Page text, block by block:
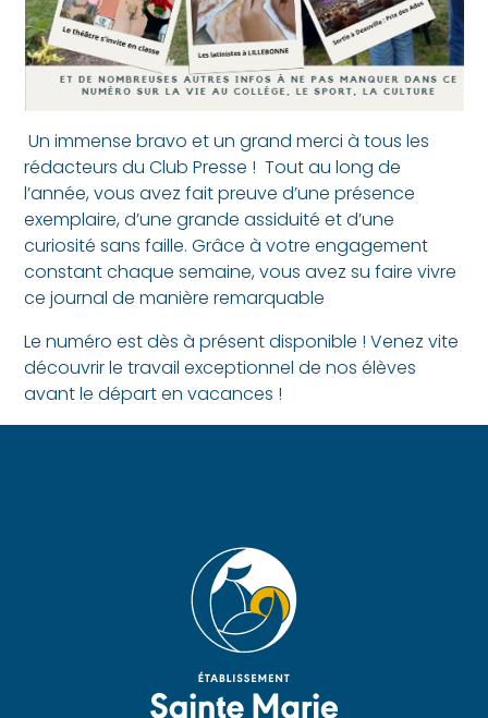
Un immense bravo et un grand merci à tous les
rédacteurs du Club Presse ! Tout au long de
l’année, vous avez fait preuve d’une présence
exemplaire, d’une grande assiduité et d’une
curiosité sans faille. Grâce à votre engagement
constant chaque semaine, vous avez su faire vivre
ce journal de manière remarquable
Le numéro est dès à présent disponible ! Venez vite
découvrir le travail exceptionnel de nos élèves
avant le départ en vacances !